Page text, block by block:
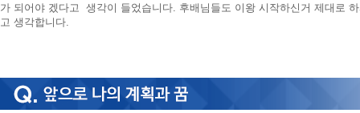
가 되어야 겠다고 생각이 들었습니다. 후배님들도 이왕 시작하신거 제대로
고 생각합니다.